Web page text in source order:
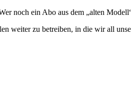
noch ein Abo aus dem „alten
weiter zu betreiben, in die wir all